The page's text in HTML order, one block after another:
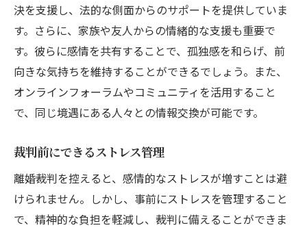
決を支援し、法的な側面からのサポートを提供していま
す。さらに、家族や友人からの情緒的な支援も重要で
す。彼らに感情を共有することで、孤独感を和らげ、前
向きな気持ちを維持することができるでしょう。また、
オンラインフォーラムやコミュニティを活用すること
で、同じ境遇にある人々との情報交換が可能です。
裁判前にできるストレス管理
離婚裁判を控えると、感情的なストレスが増すことは避
けられません。しかし、事前にストレスを管理すること
で、精神的な負担を軽減し、裁判に備えることができま